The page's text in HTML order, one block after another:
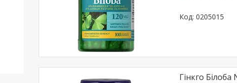
0205015
Гінкго